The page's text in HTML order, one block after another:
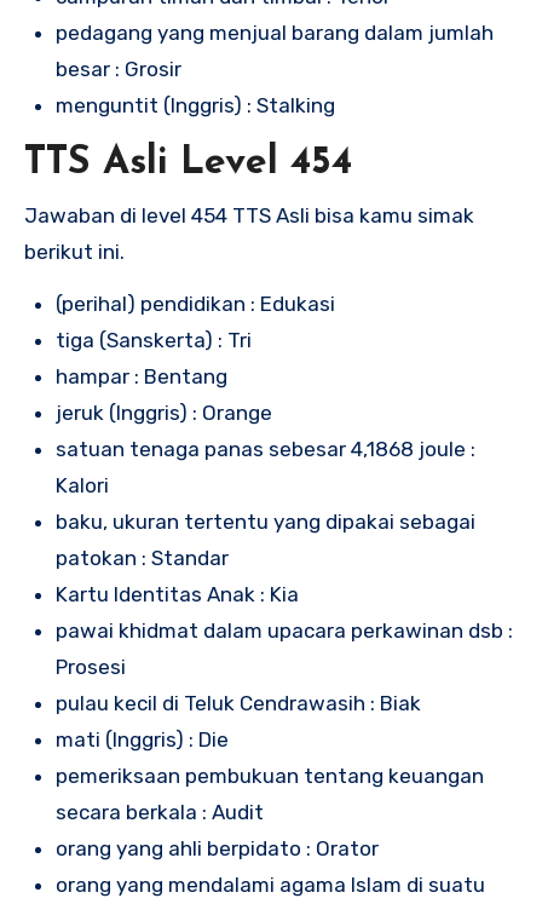
pedagang yang menjual barang dalam jumlah
besar : Grosir
menguntit (Inggris) : Stalking
TTS Asli Level 454
Jawaban di level 454 TTS Asli bisa kamu simak
berikut ini.
(perihal) pendidikan : Edukasi
tiga (Sanskerta) : Tri
hampar : Bentang
jeruk (Inggris) : Orange
satuan tenaga panas sebesar 4,1868 joule :
Kalori
baku, ukuran tertentu yang dipakai sebagai
patokan : Standar
Kartu Identitas Anak : Kia
pawai khidmat dalam upacara perkawinan dsb :
Prosesi
pulau kecil di Teluk Cendrawasih : Biak
mati (Inggris) : Die
pemeriksaan pembukuan tentang keuangan
secara berkala : Audit
orang yang ahli berpidato : Orator
orang yang mendalami agama Islam di suatu